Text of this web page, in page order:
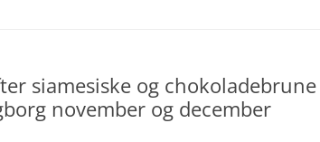
AT VÆRE ELLER IKKE AT VÆRE
AT BLANDE RACER
siamesiske og chokoladebrune
november og december